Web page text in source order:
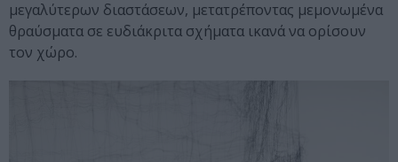
μεγαλύτερων διαστάσεων, μετατρέποντας μεμονωμένα
θραύσματα σε ευδιάκριτα σχήματα ικανά να ορίσουν
τον χώρο.